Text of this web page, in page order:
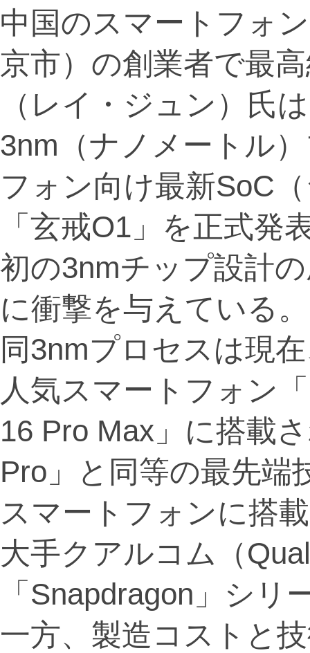
中国のスマートフォ
京市）の創業者で最
（レイ・ジュン）氏
3nm（ナノメートル
フォン向け最新SoC
「玄戒O1」を正式発
初の3nmチップ設計
に衝撃を与えている。
同3nmプロセスは現
人気スマートフォン
16 Pro Max」に搭載
Pro」と同等の最先端
スマートフォンに搭
大手クアルコム（
「Snapdragon」シ
一方、製造コストと